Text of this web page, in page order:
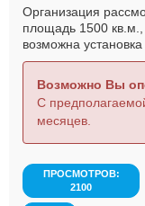
Организация
площадь 1500 кв.м.,
возможна
Возможно Вы
С
месяцев.
ПРОСМОТРОВ:
2100